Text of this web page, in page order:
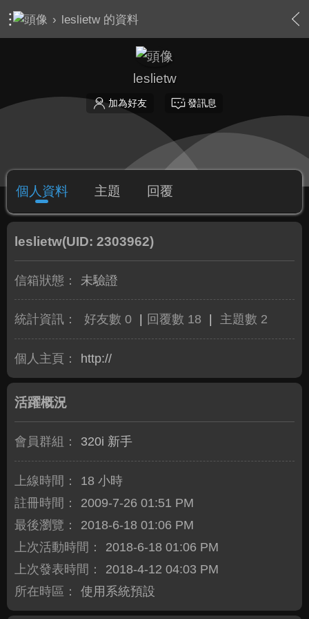
› leslietw 的資料
leslietw
加為好友 發訊息
個人資料 主題 回覆
leslietw(UID: 2303962)
信箱狀態： 未驗證
統計資訊： 好友數 0 回覆數 18 主題數 2
個人主頁： http://
活躍概況
會員群組： 320i 新手
上線時間：
18 小時
註冊時間：
2009-7-26 01:51 PM
最後瀏覽：
2018-6-18 01:06 PM
上次活動時間：
2018-6-18 01:06 PM
上次發表時間：
2018-4-12 04:03 PM
所在時區：
使用系統預設